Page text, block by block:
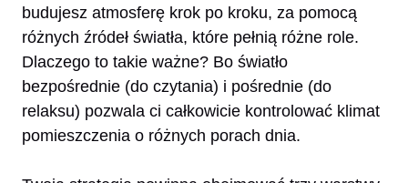
budujesz atmosferę krok po kroku, za pomocą
różnych źródeł światła, które pełnią różne role.
Dlaczego to takie ważne? Bo światło
bezpośrednie (do czytania) i pośrednie (do
relaksu) pozwala ci całkowicie kontrolować klimat
pomieszczenia o różnych porach dnia.